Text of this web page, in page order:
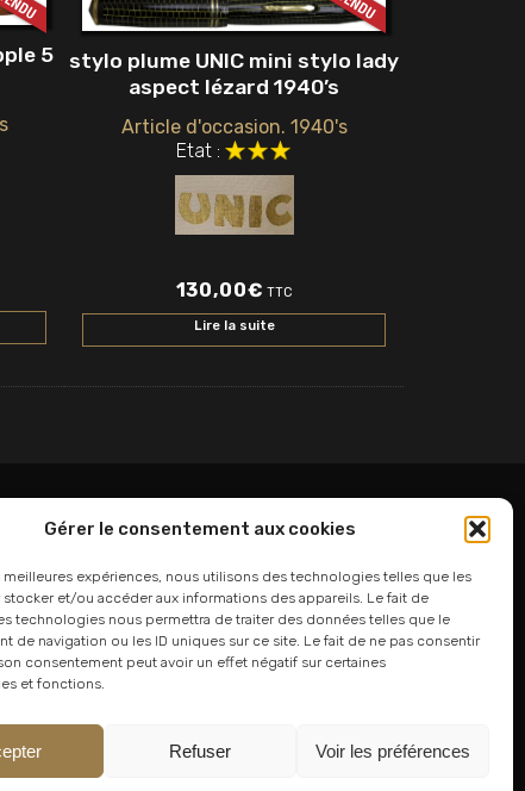
Gérer le consentement aux cookies
meilleures expériences, nous utilisons des technologies telles que les
et/ou accéder aux informations des appareils. Le fait de
technologies nous permettra de traiter des données telles que le
de navigation ou les ID uniques sur ce site. Le fait de ne pas consentir
consentement peut avoir un effet négatif sur certaines
et fonctions.
Refuser Voir les préférences
5
stylo plume UNIC mini stylo lady
aspect lézard 1940’s
Article d'occasion. 1940's
Etat :
130,00€ TTC
Lire la suite
06 24 94 44 05
01 75 33 00 85